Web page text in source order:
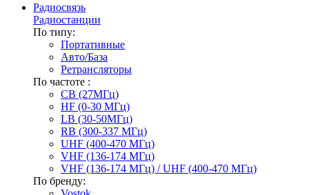
Радиосвязь
Радиостанции
По типу:
Портативные
Авто/База
Ретрансляторы
По частоте :
CB (27МГц)
HF (0-30 МГц)
LB (30-50МГц)
RB (300-337 МГц)
UHF (400-470 МГц)
VHF (136-174 МГц)
VHF (136-174 МГц) / UHF (400-470 МГц)
По бренду: